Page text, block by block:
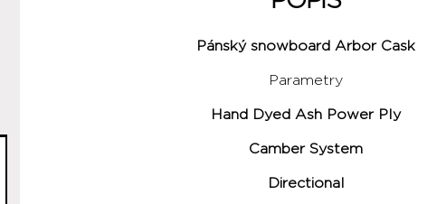
Pánský snowboard Arbor Cask
Parametry
Hand Dyed Ash Power Ply
Camber System
Directional